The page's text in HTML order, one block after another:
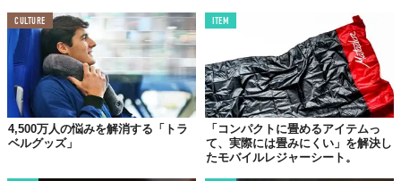
CULTURE
4,500万人の悩みを解消する「トラ
ベルグッズ」
ITEM
「コンパクトに畳めるアイテムっ
て、実際には畳みにくい」を解決し
たモバイルレジャーシート。